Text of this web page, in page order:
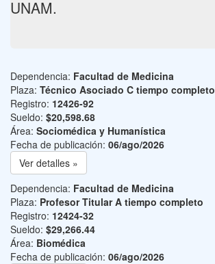
UNAM.
Dependencia: Facultad de Medicina
Plaza: Técnico Asociado C tiempo completo
Registro: 12426-92
Sueldo: $20,598.68
Área: Sociomédica y Humanística
Fecha de publicación: 06/ago/2026
Ver detalles »
Dependencia: Facultad de Medicina
Plaza: Profesor Titular A tiempo completo
Registro: 12424-32
Sueldo: $29,266.44
Área: Biomédica
Fecha de publicación: 06/ago/2026